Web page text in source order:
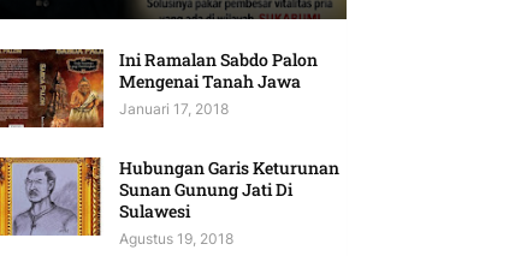
Ini Ramalan Sabdo Palon
Mengenai Tanah Jawa
Januari 17, 2018
Hubungan Garis Keturunan
Sunan Gunung Jati Di
Sulawesi
Agustus 19, 2018